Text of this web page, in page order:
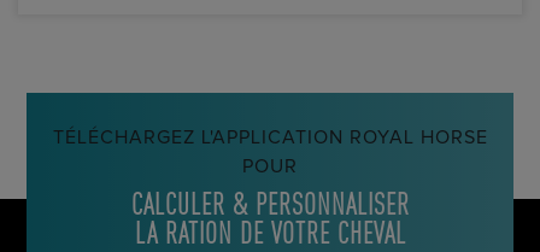
TÉLÉCHARGEZ L'APPLICATION ROYAL HORSE
POUR
CALCULER & PERSONNALISER
LA RATION DE VOTRE CHEVAL